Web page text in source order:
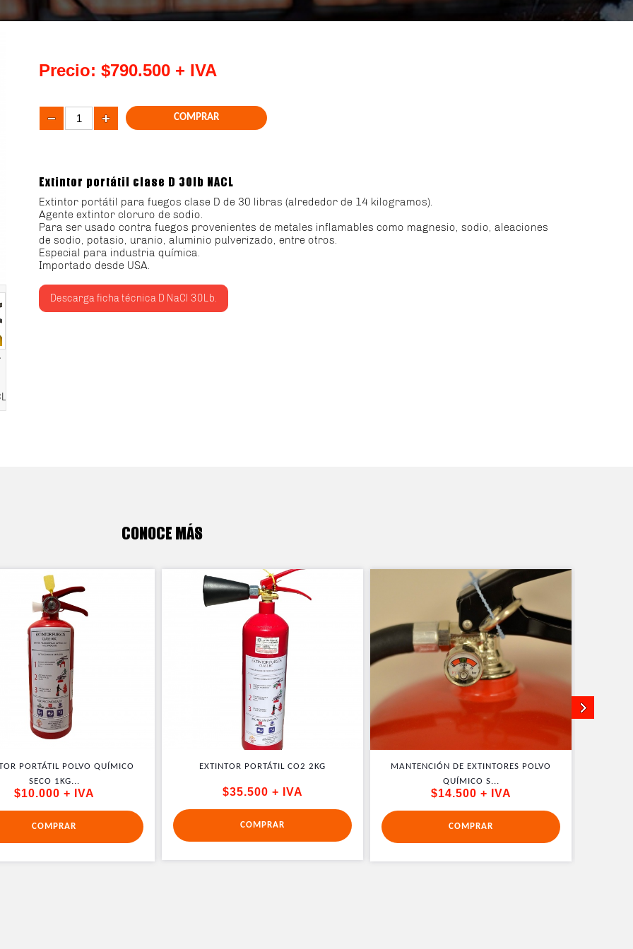
Precio: $790.500 + IVA
Extintor portátil clase D 30lb NACL
Extintor portátil para fuegos clase D de 30 libras (alrededor de 14 kilogramos).
Agente extintor cloruro de sodio.
Para ser usado contra fuegos provenientes de metales inflamables como magnesio, sodio, aleaciones
de sodio, potasio, uranio, aluminio pulverizado, entre otros.
Especial para industria química.
Importado desde USA.
Descarga ficha técnica D NaCl 30Lb.
CONOCE MÁS
PORTÁTIL POLVO QUÍMICO
SECO 1KG...
$10.000 + IVA
COMPRAR
EXTINTOR PORTÁTIL CO2 2KG
$35.500 + IVA
COMPRAR
MANTENCIÓN DE EXTINTORES POLVO
QUÍMICO S...
$14.500 + IVA
COMPRAR